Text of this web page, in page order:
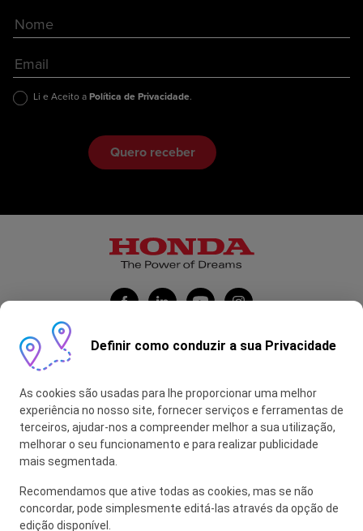
Li e Aceito a Política de Privacidade.
Honda Portugal Automóveis
Contas Feitas
myHONDA
Glossário
Definir como conduzir a sua Privacidade
As cookies são usadas para lhe proporcionar uma melhor
experiência no nosso site, fornecer serviços e ferramentas de
terceiros, ajudar-nos a compreender melhor a sua utilização,
melhorar o seu funcionamento e para realizar publicidade
mais segmentada.
Recomendamos que ative todas as cookies, mas se não
concordar, pode simplesmente editá-las através da opção de
edição disponível.